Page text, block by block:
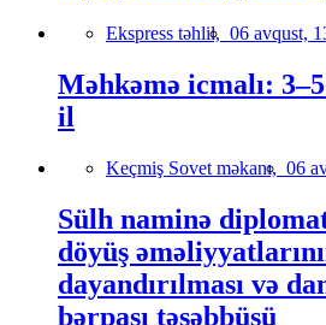
Ekspress təhlil, 06 avqust,
Məhkəmə icmalı:
il
Keçmiş Sovet məkanı, 06
Sülh naminə
döyüş
dayandırılması və
bərpası təşəbbüsü